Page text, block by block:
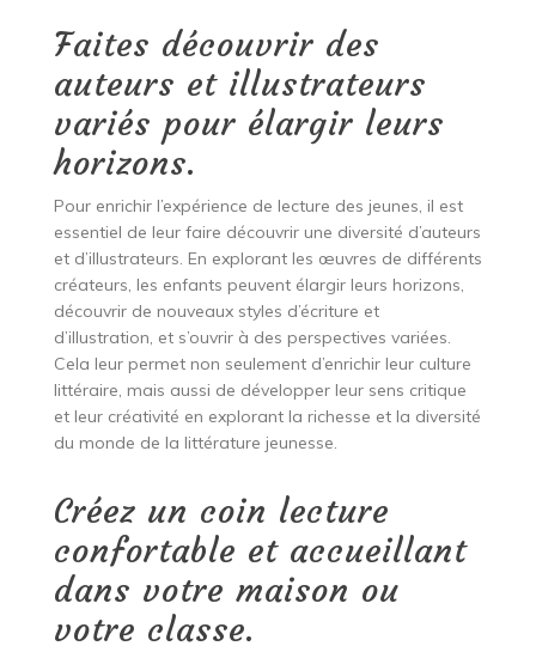
Faites découvrir des
auteurs et illustrateurs
variés pour élargir leurs
horizons.
Pour enrichir l’expérience de lecture des jeunes, il est
essentiel de leur faire découvrir une diversité d’auteurs
et d’illustrateurs. En explorant les œuvres de différents
créateurs, les enfants peuvent élargir leurs horizons,
découvrir de nouveaux styles d’écriture et
d’illustration, et s’ouvrir à des perspectives variées.
Cela leur permet non seulement d’enrichir leur culture
littéraire, mais aussi de développer leur sens critique
et leur créativité en explorant la richesse et la diversité
du monde de la littérature jeunesse.
Créez un coin lecture
confortable et accueillant
dans votre maison ou
votre classe.